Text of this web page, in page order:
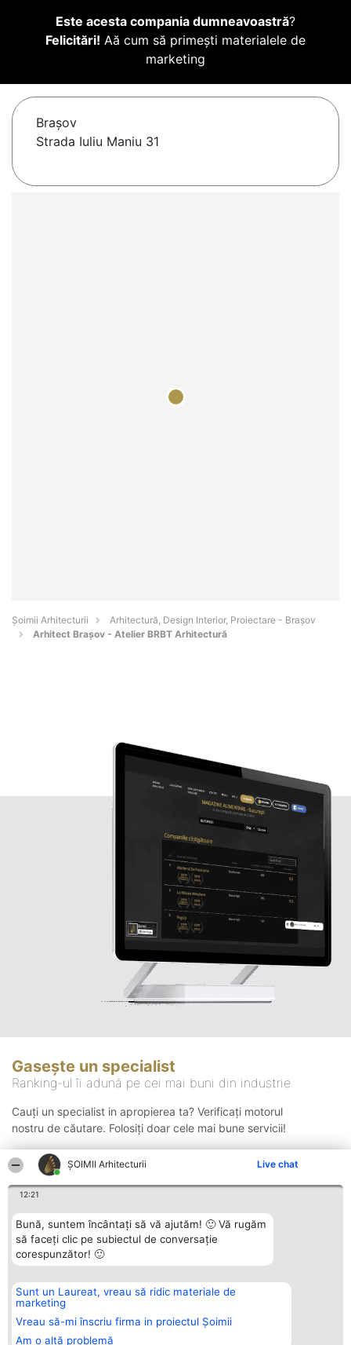
ȘOIMII Arhitecturii Live chat
12:21
Bună, suntem încântați să vă ajutăm! 🙂 Vă rugăm
să faceți clic pe subiectul de conversație
corespunzător! 🙂
Sunt un Laureat, vreau să ridic materiale de
marketing
Vreau să-mi înscriu firma in proiectul Șoimii
Am o altă problemă
Este acesta compania dumneavoastră?
Felicitări! Aă cum să primești materialele de
marketing
Braşov
Strada Iuliu Maniu 31
Șoimii Arhitecturii
Arhitectură, Design Interior, Proiectare - Braşov
Arhitect Brașov - Atelier BRBT Arhitectură
Gasește un specialist
Ranking-ul îi adună pe cei mai buni din industrie
Cauți un specialist in apropierea ta? Verificați motorul
nostru de căutare. Folosiți doar cele mai bune servicii!
Organizator Ranking
BRIGHT SOLUTIONS BR SRL
Aleea Timisul De Sus 2 Bl. A30
Sc. A Et. 4 Ap. 13 Cod 061952
București
Plebiscyt
Lista Tuturor
Laureaților
Contact